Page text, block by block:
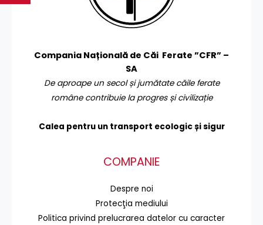
Compania Națională de Căi Ferate ”CFR” –
SA
De aproape un secol și jumătate căile ferate
române contribuie la progres și civilizație
Calea pentru un transport ecologic și sigur
COMPANIE
Despre noi
Protecţia mediului
Politica privind prelucrarea datelor cu caracter